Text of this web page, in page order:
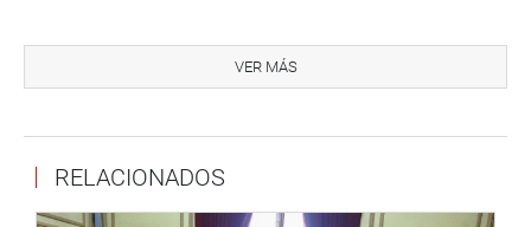
unanimidad, la propuesta que crea la comisión especial
para la elaboración de un Plan Nacional de cuidados
El objetivo de la norma es asegurar la inclusión de los
VER MÁS
RELACIONADOS